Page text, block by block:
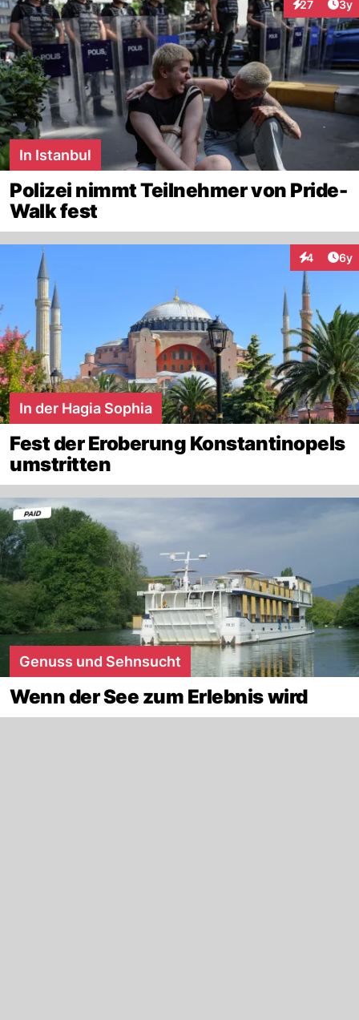
27
Interaktionen
3y
In Istanbul
Polizei nimmt Teilnehmer von Pride-
Walk fest
4 6y
In der Hagia Sophia
Fest der Eroberung Konstantinopels
umstritten
Genuss und Sehnsucht
Wenn der See zum Erlebnis wird